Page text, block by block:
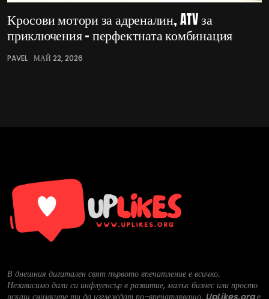
Кросови мотори за адреналин, ATV за
приключения – перфектната комбинация
PAVEL МАЙ 22, 2026
В днешния дигитален свят първото впечатление е всичко.
Независимо дали си инфлуенсър в развитие, малък бизнес или просто